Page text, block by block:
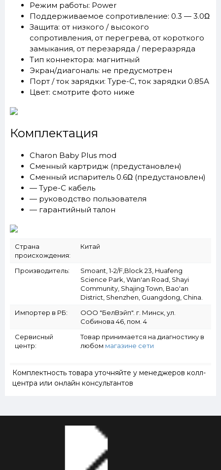
Режим работы: Power
Поддерживаемое сопротивление: 0.3 — 3.0Ω
Защита: от низкого / высокого
сопротивления, от перегрева, от короткого
замыкания, от перезаряда / переразряда
Тип коннектора: магнитный
Экран/диагональ: не предусмотрен
Порт / ток зарядки: Type-C, ток зарядки 0.85А
Цвет: смотрите фото ниже
Комплектация
Charon Baby Plus mod
Сменный картридж (предустановлен)
Сменный испаритель 0.6Ω (предустановлен)
— Type-C кабель
— руководство пользователя
— гарантийный талон
Страна
происхождения:
Китай
Производитель:
Smoant, 1-2/F,Block 23, Huafeng
Science Park, Wan'an Road, Shayi
Community, Shajing Town, Bao'an
District, Shenzhen, Guangdong, China.
Импортер в РБ:
ООО "БелВэйп". г. Минск, ул.
Собинова 46, пом. 4
Сервисный
центр:
Товар принимается на диагностику в
любом магазине сети
Комплектность товара уточняйте у менеджеров колл-
центра или онлайн консультантов